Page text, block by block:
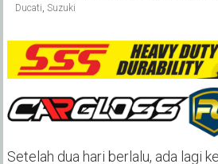
Ducati, Suzuki
Setelah dua hari berlalu, ada lagi